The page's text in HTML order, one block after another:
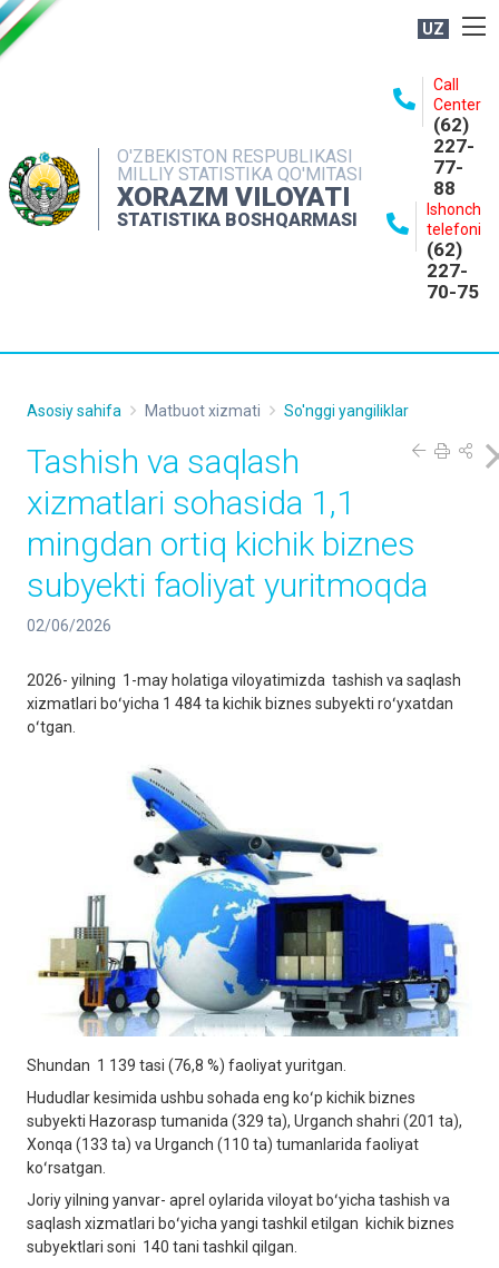
UZ
O'ZBEKISTON RESPUBLIKASI
MILLIY STATISTIKA QO'MITASI
XORAZM VILOYATI
STATISTIKA BOSHQARMASI
Call
Center
(62)
227-
77-
88
Ishonch
telefoni
(62)
227-
70-75
NASHRLAR
INTERAKTIV XIZMATLAR
MATBUOT XIZMATI
Asosiy sahifa Matbuot xizmati So'nggi yangiliklar
Tashish va saqlash
xizmatlari sohasida 1,1
mingdan ortiq kichik biznes
subyekti faoliyat yuritmoqda
02/06/2026
2026- yilning 1-may holatiga viloyatimizda tashish va saqlash
xizmatlari boʻyicha 1 484 ta kichik biznes subyekti roʻyxatdan
oʻtgan.
Shundan 1 139 tasi (76,8 %) faoliyat yuritgan.
Hududlar kesimida ushbu sohada eng koʻp kichik biznes
subyekti Hazorasp tumanida (329 ta), Urganch shahri (201 ta),
Xonqa (133 ta) va Urganch (110 ta) tumanlarida faoliyat
koʻrsatgan.
Joriy yilning yanvar- aprel oylarida viloyat boʻyicha tashish va
saqlash xizmatlari boʻyicha yangi tashkil etilgan kichik biznes
subyektlari soni 140 tani tashkil qilgan.